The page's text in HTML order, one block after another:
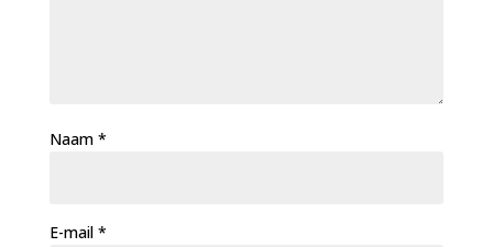
Naam *
E-mail *